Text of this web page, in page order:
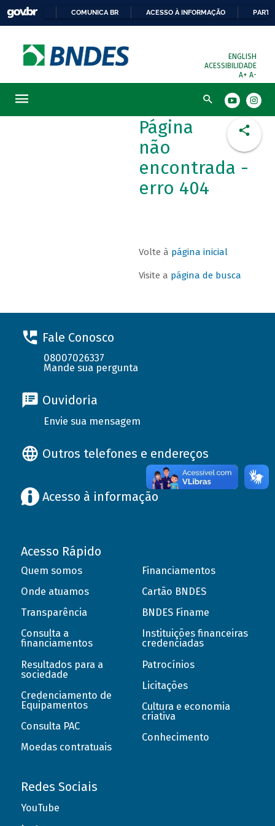
COMUNICA BR ACESSO À INFORMAÇÃO
ENGLISH
ACESSIBILIDADE
A+ A-
Busca
Página
não
encontrada -
erro 404
Volte à página inicial
Visite a página de busca
Fale Conosco
08007026337
Mande sua pergunta
Ouvidoria
Envie sua mensagem
Outros telefones e endereços
Acesso à informação
Acesso Rápido
Quem somos
Onde atuamos
Transparência
Consulta a
financiamentos
Resultados para a
sociedade
Credenciamento de
Equipamentos
Consulta PAC
Moedas contratuais
Financiamentos
Cartão BNDES
BNDES Finame
Instituições financeiras
credenciadas
Patrocínios
Licitações
Cultura e economia
criativa
Conhecimento
Redes Sociais
YouTube